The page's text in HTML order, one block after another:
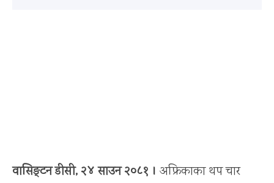
वासिङ्टन डीसी, २४ साउन २०८१ । अफ्रिकाका थप चार